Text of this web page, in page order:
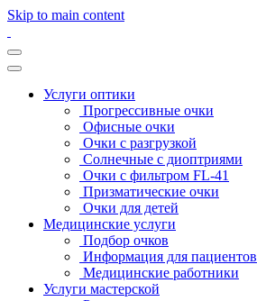
Skip to main content
Услуги оптики
Прогрессивные очки
Офисные очки
Очки с разгрузкой
Солнечные с диоптриями
Очки с фильтром FL-41
Призматические очки
Очки для детей
Медицинские услуги
Подбор очков
Информация для пациентов
Медицинские работники
Услуги мастерской